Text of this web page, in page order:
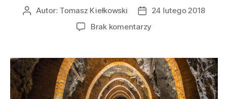
AutorAutor: Tomasz Kiełkowski
Data24 lutego 2018
Brak komentarzy
miastami
Główna
Kluczowa
Sztolnia